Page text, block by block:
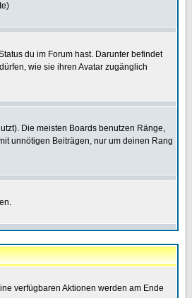
du im Forum hast. Darunter befindet
wie sie ihren Avatar zugänglich
Die meisten Boards benutzen Ränge,
unnötigen Beiträgen, nur um deinen Rang
verfügbaren Aktionen werden am Ende